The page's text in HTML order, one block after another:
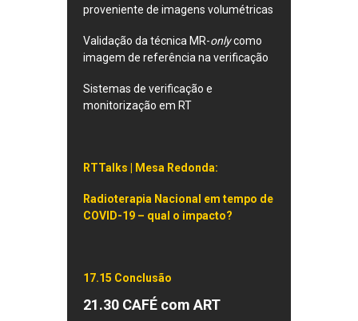
proveniente de imagens volumétricas
Validação da técnica MR-onlycomo
imagem de referência na verificação
Sistemas de verificação e
monitorização em RT
RTTalks | Mesa Redonda:
Radioterapia Nacional em tempo de
COVID-19 – qual o impacto?
17.15 Conclusão
21.30 CAFÉ com ART